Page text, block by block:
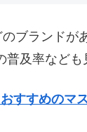
ブランドが
普及率など
すすめのマ